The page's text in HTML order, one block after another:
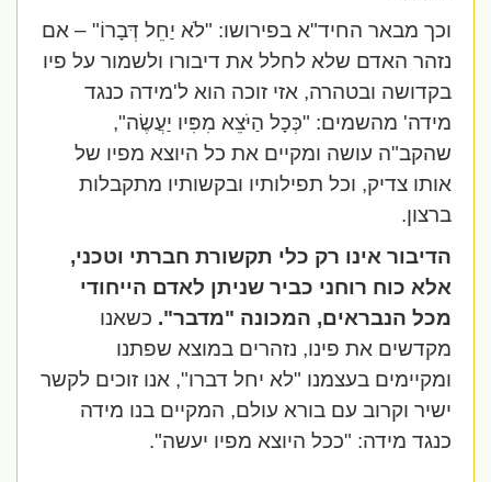
וכך מבאר החיד"א בפירושו: "לֹא יַחֵל דְּבָרוֹ" – אם
נזהר האדם שלא לחלל את דיבורו ולשמור על פיו
בקדושה ובטהרה, אזי זוכה הוא ל'מידה כנגד
מידה' מהשמים: "כְּכָל הַיֹּצֵא מִפִּיו יַעֲשֶׂה",
שהקב"ה עושה ומקיים את כל היוצא מפיו של
אותו צדיק, וכל תפילותיו ובקשותיו מתקבלות
ברצון.
הדיבור אינו רק כלי תקשורת חברתי וטכני,
אלא כוח רוחני כביר שניתן לאדם הייחודי
מכל הנבראים, המכונה "מדבר".כשאנו
מקדשים את פינו, נזהרים במוצא שפתנו
ומקיימים בעצמנו "לא יחל דברו", אנו זוכים לקשר
ישיר וקרוב עם בורא עולם, המקיים בנו מידה
כנגד מידה: "ככל היוצא מפיו יעשה".